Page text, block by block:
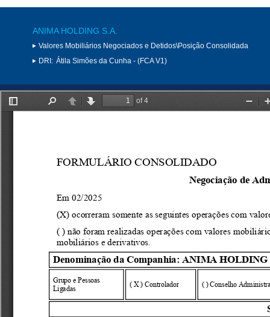
ANIMA HOLDING S.A.
Valores Mobiliários Negociados e Detidos\Posição Consolidada
DRI: Átila Simões da Cunha - (FCA V1)